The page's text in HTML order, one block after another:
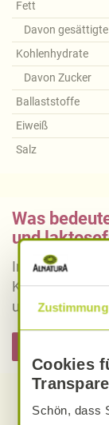
Zustimmung
Cookies
Schön, dass
Fett
Davon
Kohlenhydrate
Davon Zucker
Ballaststoffe
Eiweiß
Salz
Was
und
Informieren
und